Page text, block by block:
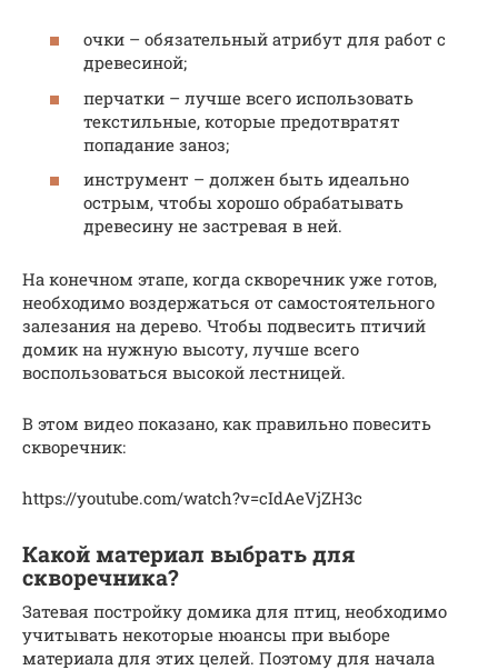
очки – обязательный атрибут для работ с
древесиной;
перчатки – лучше всего использовать
текстильные, которые предотвратят
попадание заноз;
инструмент – должен быть идеально
острым, чтобы хорошо обрабатывать
древесину не застревая в ней.
На конечном этапе, когда скворечник уже готов,
необходимо воздержаться от самостоятельного
залезания на дерево. Чтобы подвесить птичий
домик на нужную высоту, лучше всего
воспользоваться высокой лестницей.
В этом видео показано, как правильно повесить
скворечник:
https://youtube.com/watch?v=cIdAeVjZH3c
Какой материал выбрать для
скворечника?
Затевая постройку домика для птиц, необходимо
учитывать некоторые нюансы при выборе
материала для этих целей. Поэтому для начала